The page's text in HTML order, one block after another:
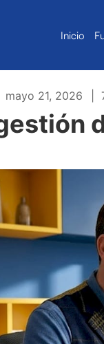
Inicio
mayo 21, 2026